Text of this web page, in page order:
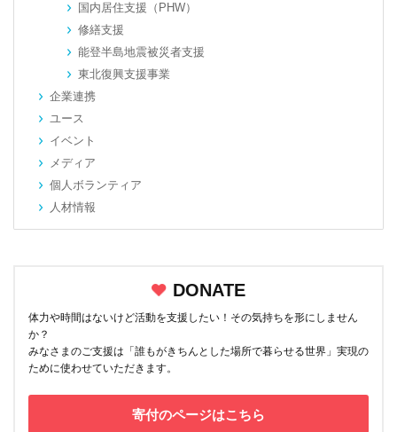
国内居住支援（PHW）
修繕支援
能登半島地震被災者支援
東北復興支援事業
企業連携
ユース
イベント
メディア
個人ボランティア
人材情報
DONATE
体力や時間はないけど活動を支援したい！その気持ちを形にしません
か？
みなさまのご支援は「誰もがきちんとした場所で暮らせる世界」実現の
ために使わせていただきます。
寄付のページはこちら